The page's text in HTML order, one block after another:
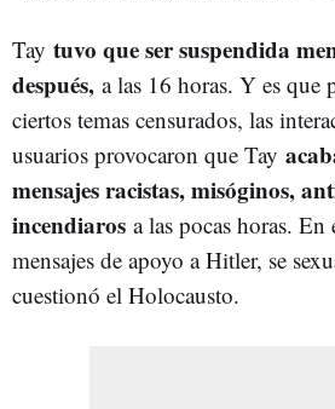
Tay tuvo que ser suspendida
después, a las 16 horas. Y es que
ciertos temas censurados, las
usuarios provocaron que Tay
mensajes racistas, misóginos,
incendiaros a las pocas horas.
mensajes de apoyo a Hitler, se
cuestionó el Holocausto.